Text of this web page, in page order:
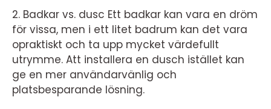
2. Badkar vs. dusc Ett badkar kan vara en dröm
för vissa, men i ett litet badrum kan det vara
opraktiskt och ta upp mycket värdefullt
utrymme. Att installera en dusch istället kan
ge en mer användarvänlig och
platsbesparande lösning.